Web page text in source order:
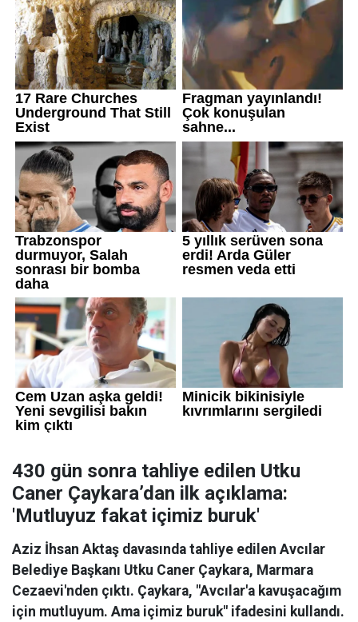
430 gün sonra tahliye edilen Utku
Caner Çaykara’dan ilk açıklama:
'Mutluyuz fakat içimiz buruk'
Aziz İhsan Aktaş davasında tahliye edilen Avcılar
Belediye Başkanı Utku Caner Çaykara, Marmara
Cezaevi'nden çıktı. Çaykara, "Avcılar'a kavuşacağım
için mutluyum. Ama içimiz buruk" ifadesini kullandı.